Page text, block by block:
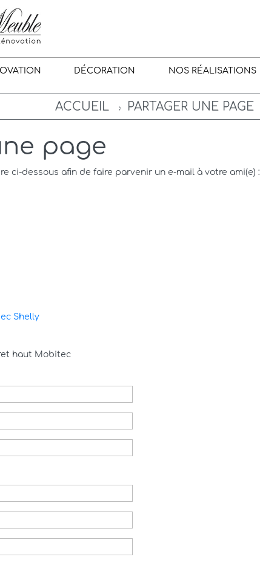
DÉCORATION NOS RÉALISATIONS
ACCUEIL PARTAGER UNE PAGE
page
ci-dessous afin de faire parvenir un e-mail à votre ami(e) :
Shelly
haut Mobitec